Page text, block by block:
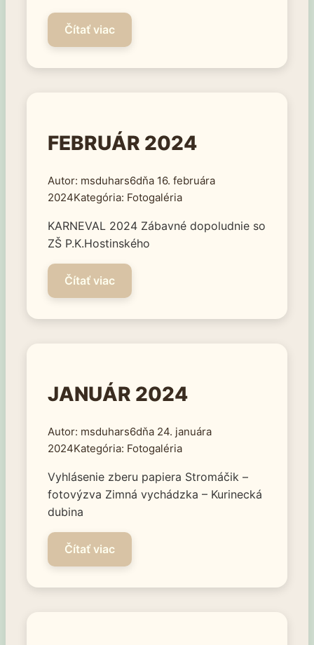
FEBRUÁR 2024
msduhars6
16. februára
2024
Fotogaléria
KARNEVAL 2024 Zábavné dopoludnie so
ZŠ P.K.Hostinského
JANUÁR 2024
msduhars6
24. januára
2024
Fotogaléria
Vyhlásenie zberu papiera Stromáčik –
fotovýzva Zimná vychádzka – Kurinecká
dubina